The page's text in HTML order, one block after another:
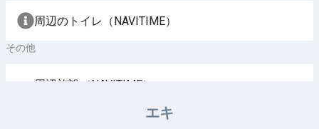
周辺のトイレ（NAVITIME）
その他
周辺施設（NAVITIME）
エキ